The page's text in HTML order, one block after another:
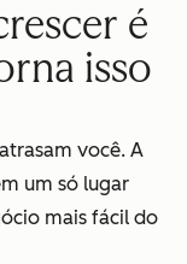
é
isso
você. A
um só lugar
mais fácil do